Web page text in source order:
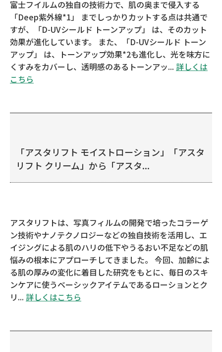
富士フイルムの独自の技術力で、肌の奥まで侵入する
「Deep紫外線*1」 までしっかりカットする点は共通で
すが、「D-UVシールド トーンアップ」 は、そのカット
効果が進化しています。 また、「D-UVシールド トーン
アップ」 は、トーンアップ効果*2も進化し、光を味方に
くすみをカバーし、透明感のあるトーンアッ... 詳しくは
こちら
「アスタリフト モイストローション」「アスタ
リフト クリーム」から「アスタ...
アスタリフトは、写真フィルムの開発で培ったコラーゲ
ン技術やナノテクノロジーなどの独自技術を活用し、エ
イジングによる肌のハリの低下やうるおい不足などの肌
悩みの根本にアプローチしてきました。 今回、加齢によ
る肌の厚みの変化に着目した研究をもとに、毎日のスキ
ンケアに使うベーシックアイテムであるローションとク
リ... 詳しくはこちら